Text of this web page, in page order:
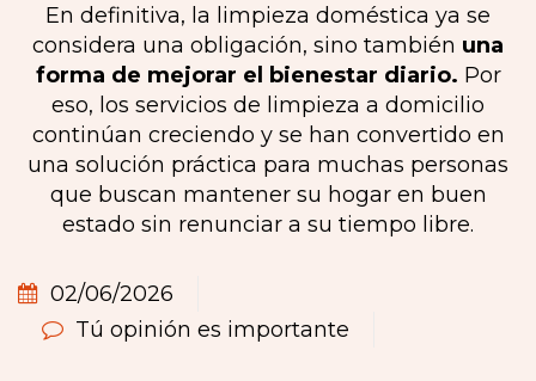
En definitiva, la limpieza doméstica ya se
considera una obligación, sino también una
forma de mejorar el bienestar diario. Por
eso, los servicios de limpieza a domicilio
continúan creciendo y se han convertido en
una solución práctica para muchas personas
que buscan mantener su hogar en buen
estado sin renunciar a su tiempo libre.
02/06/2026
Tú opinión es importante